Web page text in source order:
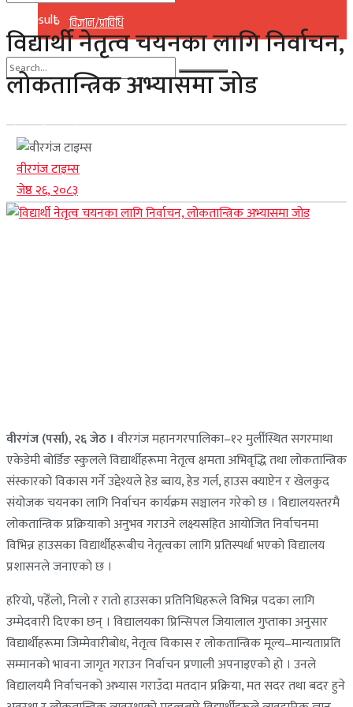
विज्ञान/प्राविधि
No Result
View All Result
No Result
View All Result
विद्यार्थी नेतृत्व चयनका लागि निर्वाचन,
लोकतान्त्रिक अभ्यासमा जोड
वीरगंज टाइम्स
जेष्ठ २६, २०८३
वीरगंज (पर्सा), २६ जेठ । वीरगंज महानगरपालिका–१२ मुर्लीस्थित सगरमाथा
एकेडेमी बोर्डिङ स्कुलले विद्यार्थीहरूमा नेतृत्व क्षमता अभिवृद्धि तथा लोकतान्त्रिक
संस्कारको विकास गर्ने उद्देश्यले हेड ब्वाय, हेड गर्ल, हाउस क्याप्टेन र खेलकुद
संयोजक चयनका लागि निर्वाचन कार्यक्रम सञ्चालन गरेको छ । विद्यालयस्तरमै
लोकतान्त्रिक प्रक्रियाको अनुभव गराउने लक्ष्यसहित आयोजित निर्वाचनमा
विभिन्न हाउसका विद्यार्थीहरूबीच नेतृत्वका लागि प्रतिस्पर्धा भएको विद्यालय
प्रशासनले जनाएको छ ।
हरियो, पहेँलो, निलो र रातो हाउसका प्रतिनिधिहरूले विभिन्न पदका लागि
उम्मेदवारी दिएका छन् । विद्यालयका प्रिन्सिपल जियालाल गुप्ताका अनुसार
विद्यार्थीहरूमा जिम्मेवारीबोध, नेतृत्व विकास र लोकतान्त्रिक मूल्य–मान्यताप्रति
सम्मानको भावना जागृत गराउन निर्वाचन प्रणाली अपनाइएको हो । उनले
विद्यालयमै निर्वाचनको अभ्यास गराउँदा मतदान प्रक्रिया, मत सदर तथा बदर हुने